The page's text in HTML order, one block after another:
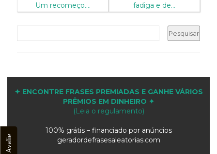
Um recomeço....
fadiga e de...
✦ ENCONTRE FRASES PREMIADAS E GANHE VÁRIOS
PRÊMIOS EM DINHEIRO ✦
(Leia o regulamento)
100% grátis – financiado por anúncios
geradordefrasesaleatorias.com
Avalie